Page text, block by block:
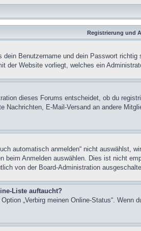
Registrierung und
Benutzername und dein Passwort
der Website vorliegt, welches ein
dieses Forums entscheidet, ob du
E-Mail-Versand an andere
automatisch anmelden“ nicht
Anmelden auswählen. Dies ist nicht
von der Board-Administration
Liste auftaucht?
„Verbirg meinen Online-Status“.